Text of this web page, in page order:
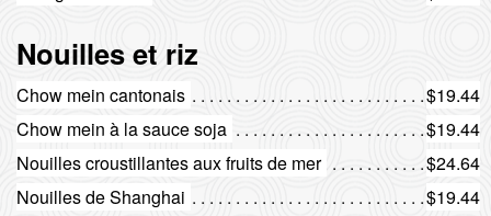
Nouilles et riz
Chow mein cantonais
$19.44
Chow mein à la sauce soja
$19.44
Nouilles croustillantes aux fruits de mer
$24.64
Nouilles de Shanghai
$19.44